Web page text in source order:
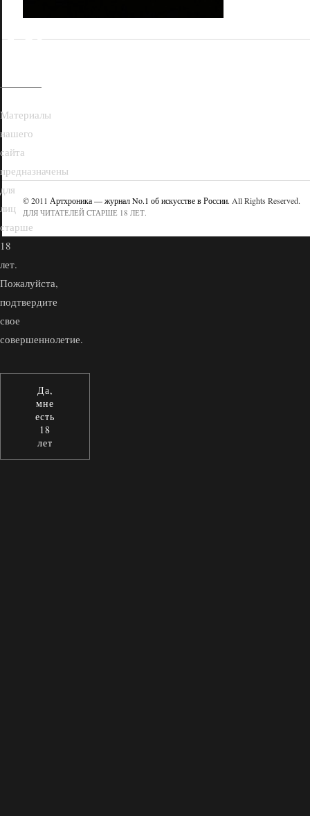
© 2011 Артхроника — журнал No.1 об искусстве в России. All Rights Reserved.
ДЛЯ ЧИТАТЕЛЕЙ СТАРШЕ 18 ЛЕТ.
18+
Материалы
нашего
сайта
предназначены
для
лиц
старше
18
лет.
Пожалуйста,
подтвердите
свое
совершеннолетие.
Да,
мне
есть
18
лет